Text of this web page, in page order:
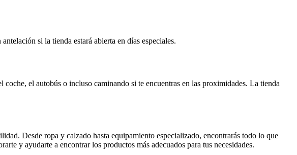
si la tienda estará abierta en días especiales.
el autobús o incluso caminando si te encuentras en las proximidades. La tienda
Desde ropa y calzado hasta equipamiento especializado, encontrarás todo lo que
y ayudarte a encontrar los productos más adecuados para tus necesidades.